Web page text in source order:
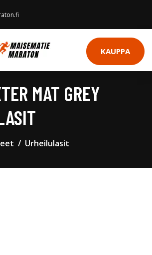
KAUPPA
MAT GREY
Urheilulasit